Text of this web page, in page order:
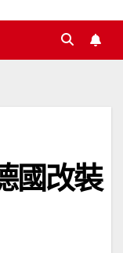
國改裝